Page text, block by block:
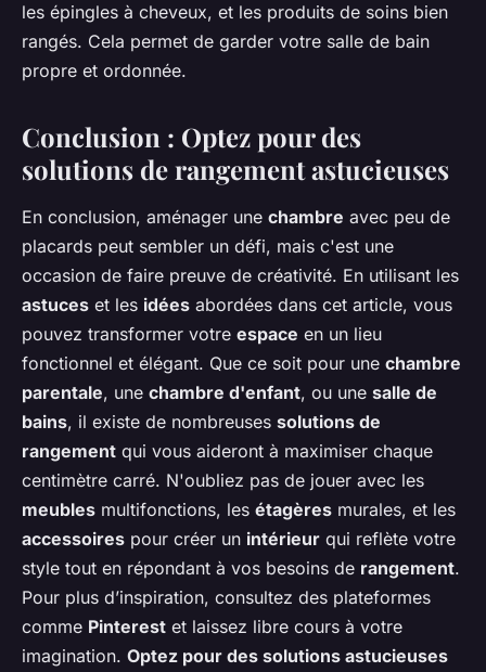
les épingles à cheveux, et les produits de soins bien
rangés. Cela permet de garder votre salle de bain
propre et ordonnée.
Conclusion : Optez pour des
solutions de rangement astucieuses
En conclusion, aménager une chambre avec peu de
placards peut sembler un défi, mais c'est une
occasion de faire preuve de créativité. En utilisant les
astuces et les idées abordées dans cet article, vous
pouvez transformer votre espace en un lieu
fonctionnel et élégant. Que ce soit pour une chambre
parentale, une chambre d'enfant, ou une salle de
bains, il existe de nombreuses solutions de
rangement qui vous aideront à maximiser chaque
centimètre carré. N'oubliez pas de jouer avec les
meubles multifonctions, les étagères murales, et les
accessoires pour créer un intérieur qui reflète votre
style tout en répondant à vos besoins de rangement.
Pour plus d’inspiration, consultez des plateformes
comme Pinterest et laissez libre cours à votre
imagination. Optez pour des solutions astucieuses